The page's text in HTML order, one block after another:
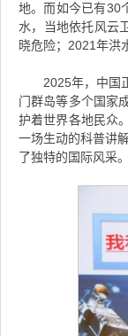
地。而如今已有30
水，当地依托风云
晓危险；2021年洪
2025年，中国
门群岛等多个国家
护着世界各地民众
一场生动的科普讲
了独特的国际风采。